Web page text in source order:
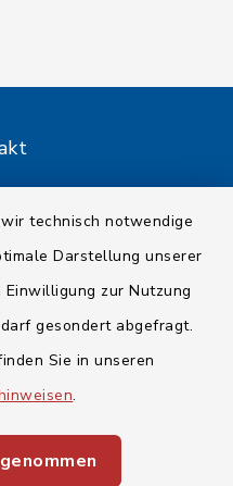
technisch notwendige
Darstellung unserer
zur Nutzung
gesondert abgefragt.
Sie in unseren
.